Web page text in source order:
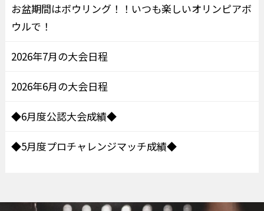
お盆期間はボウリング！！いつも楽しいオリンピアボ
ウルで！
2026年7月の大会日程
2026年6月の大会日程
◆6月度公認大会成績◆
◆5月度プロチャレンジマッチ成績◆